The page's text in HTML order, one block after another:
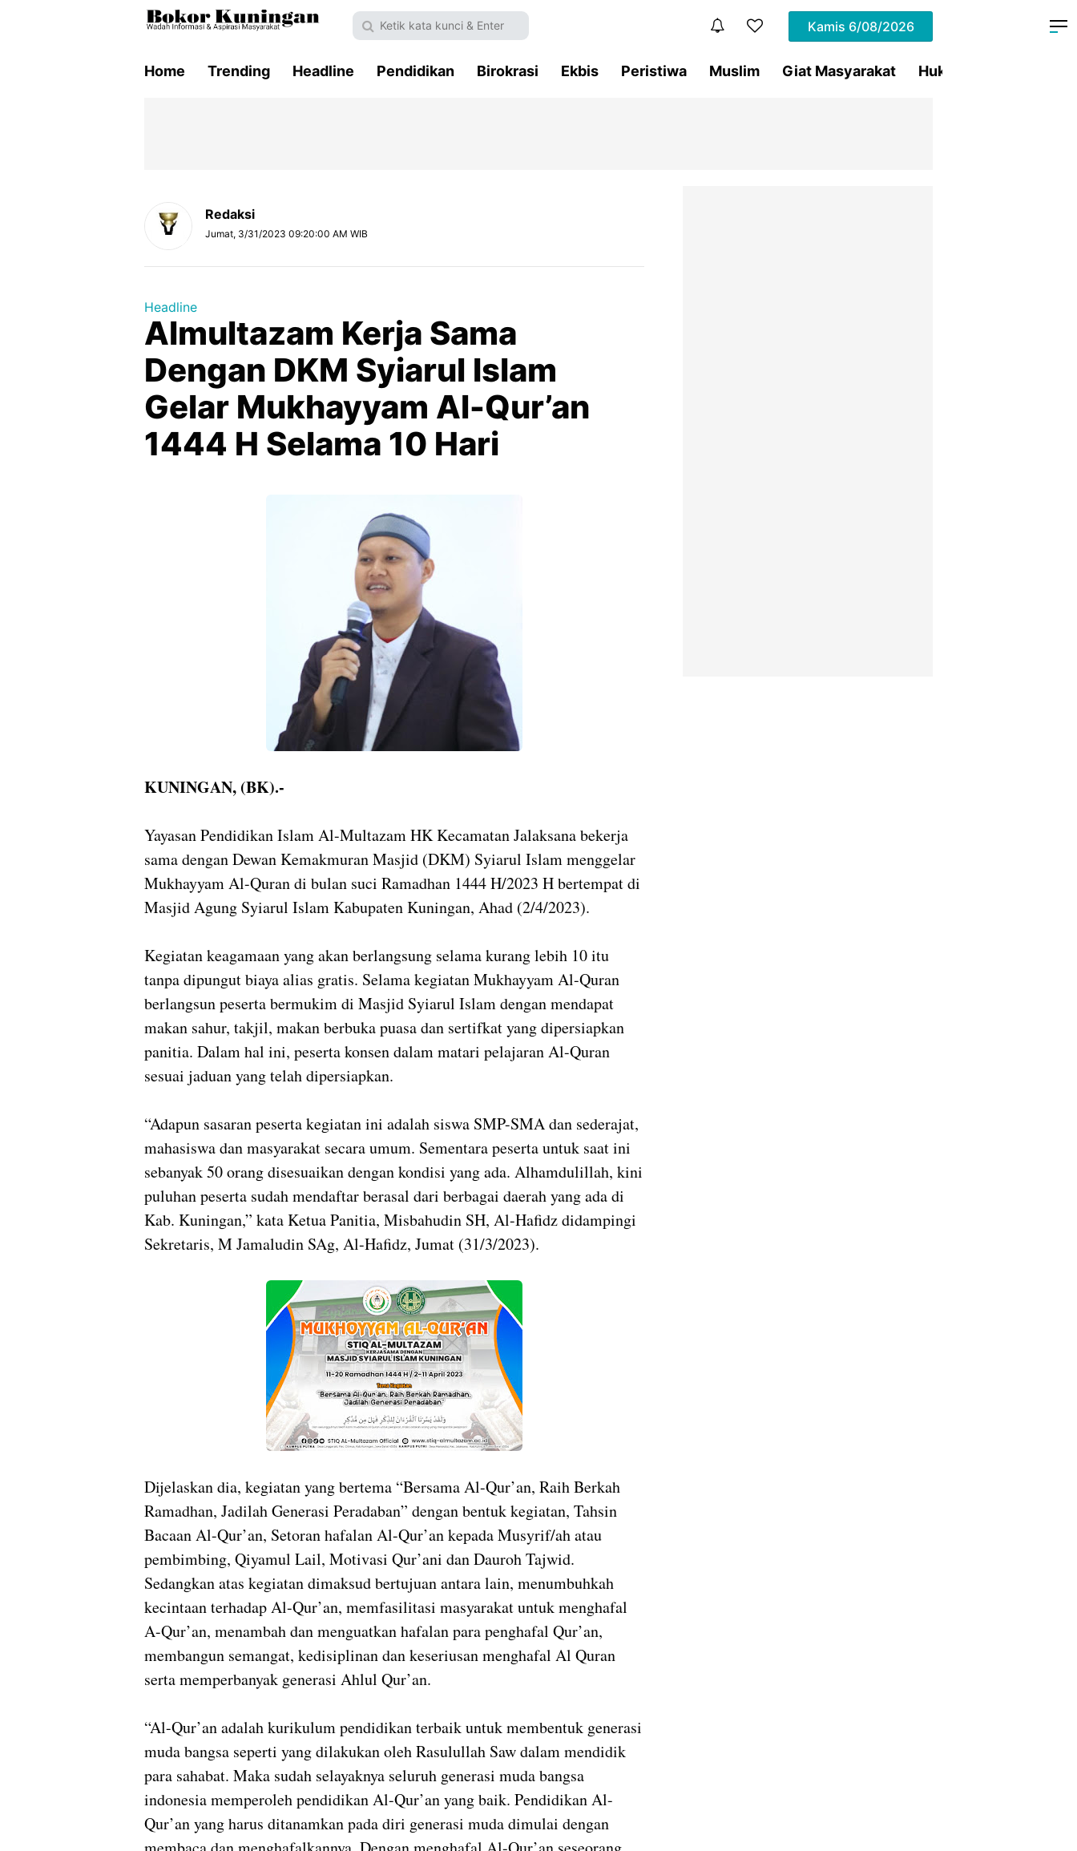
Kamis 6/08/2026
Home Trending Headline Pendidikan Birokrasi Ekbis Peristiwa Muslim Giat Masyarakat Hukum
Redaksi
Jumat, 3/31/2023 09:20:00 AM WIB
Headline
Almultazam Kerja Sama
Dengan DKM Syiarul Islam
Gelar Mukhayyam Al-Qur’an
1444 H Selama 10 Hari
KUNINGAN, (BK).-
Yayasan Pendidikan Islam Al-Multazam HK Kecamatan Jalaksana bekerja
sama dengan Dewan Kemakmuran Masjid (DKM) Syiarul Islam menggelar
Mukhayyam Al-Quran di bulan suci Ramadhan 1444 H/2023 H bertempat di
Masjid Agung Syiarul Islam Kabupaten Kuningan, Ahad (2/4/2023).
Kegiatan keagamaan yang akan berlangsung selama kurang lebih 10 itu
tanpa dipungut biaya alias gratis. Selama kegiatan Mukhayyam Al-Quran
berlangsun peserta bermukim di Masjid Syiarul Islam dengan mendapat
makan sahur, takjil, makan berbuka puasa dan sertifkat yang dipersiapkan
panitia. Dalam hal ini, peserta konsen dalam matari pelajaran Al-Quran
sesuai jaduan yang telah dipersiapkan.
“Adapun sasaran peserta kegiatan ini adalah siswa SMP-SMA dan sederajat,
mahasiswa dan masyarakat secara umum. Sementara peserta untuk saat ini
sebanyak 50 orang disesuaikan dengan kondisi yang ada. Alhamdulillah, kini
puluhan peserta sudah mendaftar berasal dari berbagai daerah yang ada di
Kab. Kuningan,” kata Ketua Panitia, Misbahudin SH, Al-Hafidz didampingi
Sekretaris, M Jamaludin SAg, Al-Hafidz, Jumat (31/3/2023).
Dijelaskan dia, kegiatan yang bertema “Bersama Al-Qur’an, Raih Berkah
Ramadhan, Jadilah Generasi Peradaban” dengan bentuk kegiatan, Tahsin
Bacaan Al-Qur’an, Setoran hafalan Al-Qur’an kepada Musyrif/ah atau
pembimbing, Qiyamul Lail, Motivasi Qur’ani dan Dauroh Tajwid.
Sedangkan atas kegiatan dimaksud bertujuan antara lain, menumbuhkah
kecintaan terhadap Al-Qur’an, memfasilitasi masyarakat untuk menghafal
A-Qur’an, menambah dan menguatkan hafalan para penghafal Qur’an,
membangun semangat, kedisiplinan dan keseriusan menghafal Al Quran
serta memperbanyak generasi Ahlul Qur’an.
“Al-Qur’an adalah kurikulum pendidikan terbaik untuk membentuk generasi
muda bangsa seperti yang dilakukan oleh Rasulullah Saw dalam mendidik
para sahabat. Maka sudah selayaknya seluruh generasi muda bangsa
indonesia memperoleh pendidikan Al-Qur’an yang baik. Pendidikan Al-
Qur’an yang harus ditanamkan pada diri generasi muda dimulai dengan